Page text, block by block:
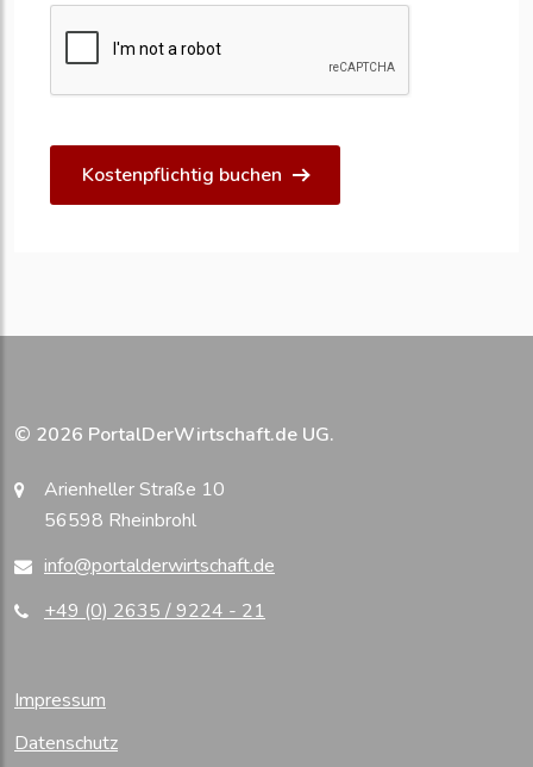
Kostenpflichtig buchen
© 2026 PortalDerWirtschaft.de UG.
Arienheller Straße 10
56598 Rheinbrohl
info@portalderwirtschaft.de
+49 (0) 2635 / 9224 - 21
Impressum
Datenschutz